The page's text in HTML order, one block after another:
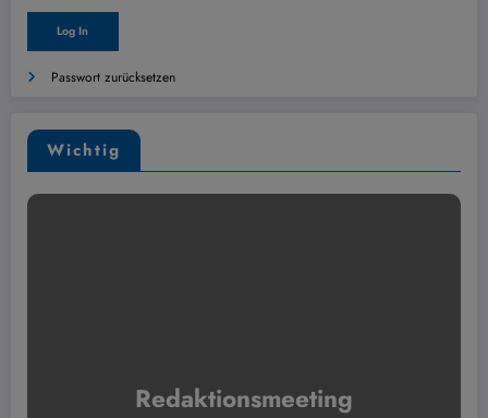
Passwort zurücksetzen
Wichtig
Redaktionsmeeting